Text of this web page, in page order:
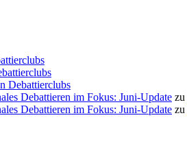
Debattierclubs
Debattieren im Fokus: Juni-Update zu
Debattieren im Fokus: Juni-Update zu